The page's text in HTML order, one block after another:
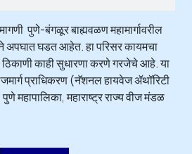
पुणे-बंगळूर बाह्यवळण महामार्गावरील
अपघात घडत आहेत. हा परिसर कायमचा
काही सुधारणा करणे गरजेचे आहे. या
प्राधिकरण (नॅशनल हायवेज ॲथॉरिटी
महाराष्ट्र राज्य वीज मंडळ